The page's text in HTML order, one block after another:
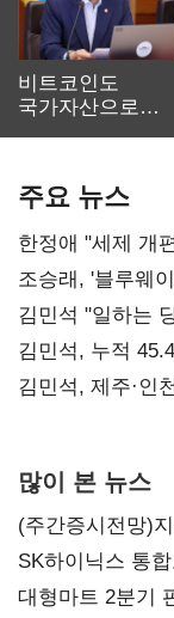
비트코인도
국가자산으로…'
주요 뉴스
한정애 "세제 개
조승래, '블루웨
통감"
김민석 "일하는
김민석, 누적
0.86%p(2보)
김민석, 제주·인
많이 본 뉴스
(주간증시전망)
SK하이닉스 통
불만 확산
대형마트 2분기